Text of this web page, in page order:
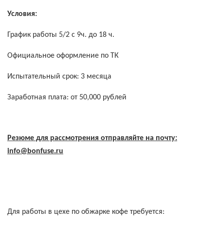
Условия:
График работы 5/2 с 9ч. до 18 ч.
Официальное оформление по ТК
Испытательный срок: 3 месяца
Заработная плата: от 50,000 рублей
Резюме для рассмотрения отправляйте на почту:
info@bonfuse.ru
Для работы в цехе по обжарке кофе требуется: